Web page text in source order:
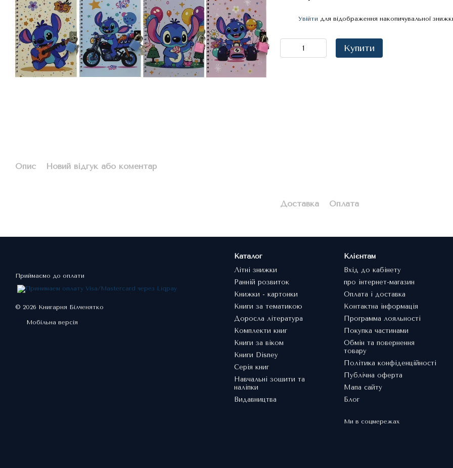
Опис Новий відгук або коментар
Увійти для відображення накопичувальної
Купити
Доставка Оплата
Приймаємо до оплати
© 2026 Книгарня Білченятко
Мобільна версія
Каталог
Літні знижки
Ранній розвиток
Книжки - картонки
Книги за тематикою
Доросла література
Комплекти книг
Книги за віком
Книги Disney
Серія книг
Навчальні зошити та
наліпки
Видавництва
Клієнтам
Вхід до кабінету
про інтернет-магазин
Оплата і доставка
Контактна інформація
Программа лояльності
Покупка частинами
Обмін та повернення
товару
Політика конфіденційності
Публічна оферта
Мапа сайту
Блог
Ми в соцмережах